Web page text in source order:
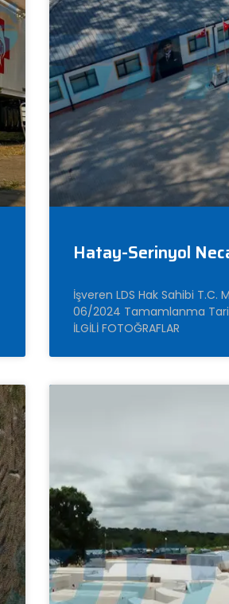
Hatay-Serinyol
İşveren LDS Hak Sahibi T.C.
06/2024 Tamamlanma
İLGİLİ FOTOĞRAFLAR